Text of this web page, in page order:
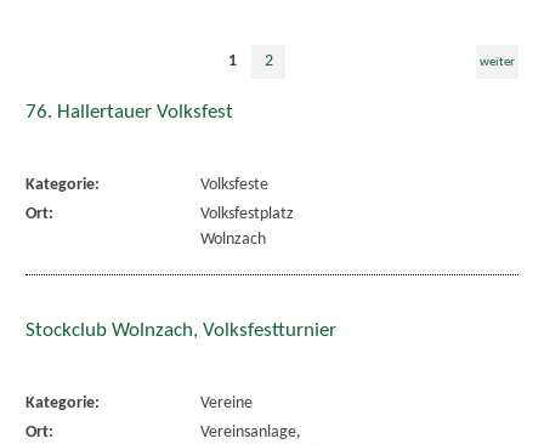
1 2 weiter
76. Hallertauer Volksfest
Kategorie:
Volksfeste
Ort:
Volksfestplatz
Wolnzach
Stockclub Wolnzach, Volksfestturnier
Kategorie:
Vereine
Ort:
Vereinsanlage,